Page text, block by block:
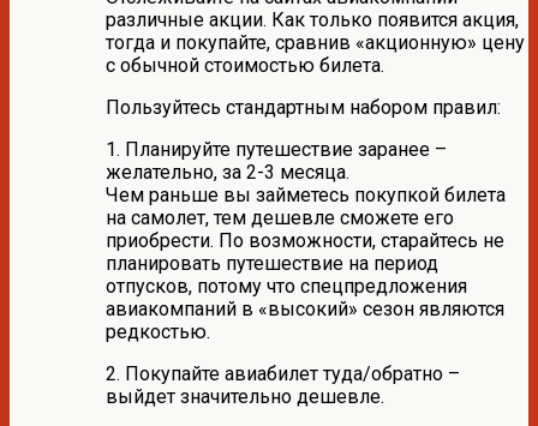
различные акции. Как только появится акция,
тогда и покупайте, сравнив «акционную» цену
с обычной стоимостью билета.
Пользуйтесь стандартным набором правил:
1. Планируйте путешествие заранее –
желательно, за 2-3 месяца.
Чем раньше вы займетесь покупкой билета
на самолет, тем дешевле сможете его
приобрести. По возможности, старайтесь не
планировать путешествие на период
отпусков, потому что спецпредложения
авиакомпаний в «высокий» сезон являются
редкостью.
2. Покупайте авиабилет туда/обратно –
выйдет значительно дешевле.